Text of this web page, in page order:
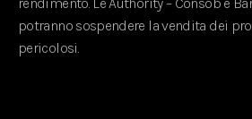
rendimento. Le Authority – Consob e
potranno sospendere la vendita dei
pericolosi.